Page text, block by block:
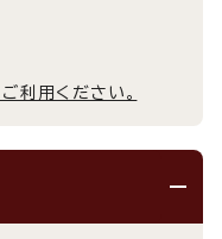
利用ください。